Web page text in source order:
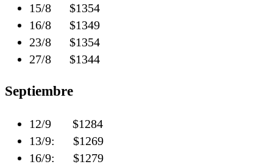
15/8 $1354
16/8 $1349
23/8 $1354
27/8 $1344
Septiembre
12/9 $1284
13/9: $1269
16/9: $1279